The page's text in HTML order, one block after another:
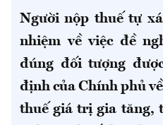
Người nộp thuế tự
nhiệm về việc đề
đúng đối tượng
định của Chính phủ
thuế giá trị gia tăng,